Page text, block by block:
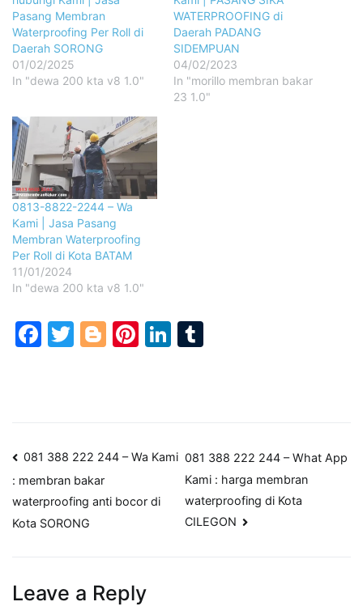
Pasang Membran
Waterproofing Per Roll di
Daerah SORONG
01/02/2025
In "dewa 200 kta v8 1.0"
WATERPROOFING di
Daerah PADANG
SIDEMPUAN
04/02/2023
In "morillo membran bakar
23 1.0"
0813-8822-2244 – Wa
Kami | Jasa Pasang
Membran Waterproofing
Per Roll di Kota BATAM
11/01/2024
In "dewa 200 kta v8 1.0"
Facebook
Twitter
Blogger
Pinterest
LinkedIn
Post
navigation
081 388 222 244 – Wa Kami
: membran bakar
waterproofing anti bocor di
Kota SORONG
081 388 222 244 – What App
Kami : harga membran
waterproofing di Kota
CILEGON
Leave a Reply